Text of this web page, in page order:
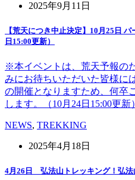
2025年9月11日
【荒天につき中止決定】10月25日
日15:00更新）
※本イベントは、荒天予報の
みにお待ちいただいた皆様に
の開催となりますため、何卒
します。（10月24日15:00更
NEWS, TREKKING
2025年4月18日
4月26日 弘法山トレッキング！弘法